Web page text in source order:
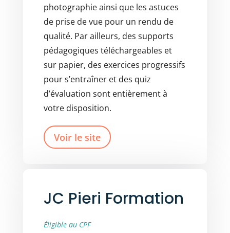
photographie ainsi que les astuces
de prise de vue pour un rendu de
qualité. Par ailleurs, des supports
pédagogiques téléchargeables et
sur papier, des exercices progressifs
pour s’entraîner et des quiz
d’évaluation sont entièrement à
votre disposition.
Voir le site
JC Pieri Formation
Éligible au CPF